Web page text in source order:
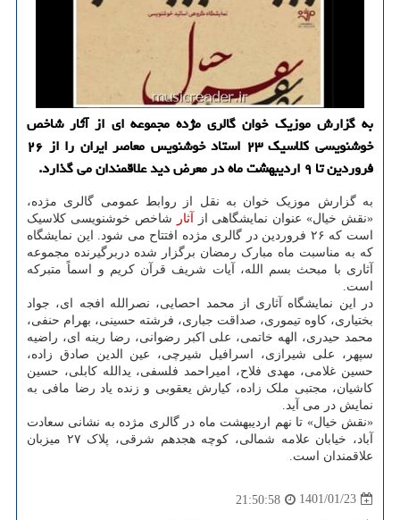
به گزارش موزیک خوان گالری مژده مجموعه ای از آثار شاخص
خوشنویسی کلاسیک ۲۳ استاد خوشنویس معاصر ایران را از ۲۶
فروردین تا ۹ اردیبهشت ماه در معرض دید علاقمندان می گذارد.
به گزارش موزیک خوان به نقل از روابط عمومی گالری مژده،
«نقش خیال» عنوان نمایشگاهی از آثار
شاخص خوشنویسی کلاسیک
است که ۲۶ فروردین در گالری مژده افتتاح می شود. این نمایشگاه
که به مناسبت ماه مبارک رمضان برگزار شده دربرگیرنده مجموعه
آثاری با مبحث بسم الله، آیات شریف قرآن کریم و اسماً متبرکه
است.
در این نمایشگاه آثاری از محمد احصایی، نصرالله افجه ای، جواد
بختیاری، کاوه تیموری، صداقت جباری، فرشته حسینی، بهرام حنفی،
محمد حیدری، الهه خاتمی، علی اکبر رضوانی، رضا رینه ای، راضیه
سپهر، علی شیرازی، اسرافیل شیرچی، عین الدین صادق زاده،
حسین غلامی، مهدی فلاح، امیراحمد فلسفی، یدالله کابلی، حسین
کاشیان، مجتبی ملک زاده، کیارش یعقوبی و زنده یاد رضا مافی به
نمایش در می آید.
«نقش خیال» تا نهم اردیبهشت ماه در گالری مژده به نشانی سعادت
آباد، خیابان علامه شمالی، کوچه هجدهم شرقی، پلاک ۲۷ میزبان
علاقمندان است.
1401/01/23
21:50:58